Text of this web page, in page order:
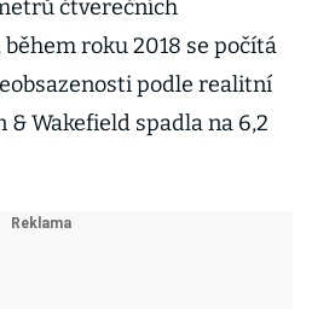
čtverečních
roku 2018 se počítá
podle realitní
Wakefield spadla na 6,2